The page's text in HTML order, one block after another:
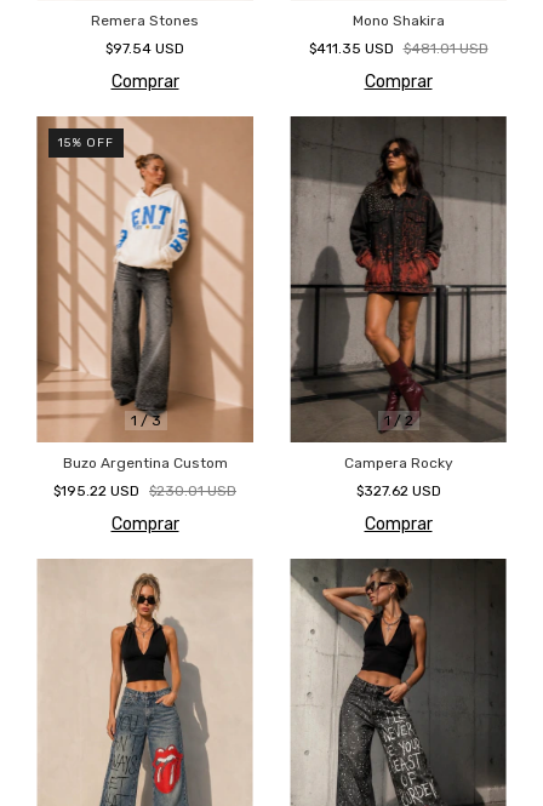
Remera Stones
$97.54 USD
Comprar
Mono Shakira
$411.35 USD
$481.01 USD
Comprar
1 /3
15% OFF
Buzo Argentina Custom
$195.22 USD
$230.01 USD
Comprar
1/2
Campera Rocky
$327.62 USD
Comprar